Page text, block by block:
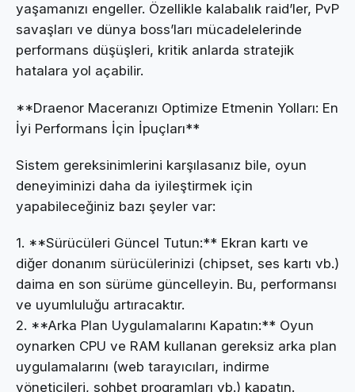
yaşamanızı engeller. Özellikle kalabalık raid’ler, PvP
savaşları ve dünya boss’ları mücadelelerinde
performans düşüşleri, kritik anlarda stratejik
hatalara yol açabilir.
**Draenor Maceranızı Optimize Etmenin Yolları: En
İyi Performans İçin İpuçları**
Sistem gereksinimlerini karşılasanız bile, oyun
deneyiminizi daha da iyileştirmek için
yapabileceğiniz bazı şeyler var:
1. **Sürücüleri Güncel Tutun:** Ekran kartı ve
diğer donanım sürücülerinizi (chipset, ses kartı vb.)
daima en son sürüme güncelleyin. Bu, performansı
ve uyumluluğu artıracaktır.
2. **Arka Plan Uygulamalarını Kapatın:** Oyun
oynarken CPU ve RAM kullanan gereksiz arka plan
uygulamalarını (web tarayıcıları, indirme
yöneticileri, sohbet programları vb.) kapatın.